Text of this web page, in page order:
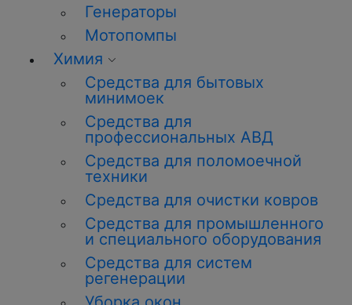
Генераторы
Мотопомпы
Химия
Средства для бытовых
минимоек
Средства для
профессиональных АВД
Средства для поломоечной
техники
Средства для очистки ковров
Средства для промышленного
и специального оборудования
Средства для систем
регенерации